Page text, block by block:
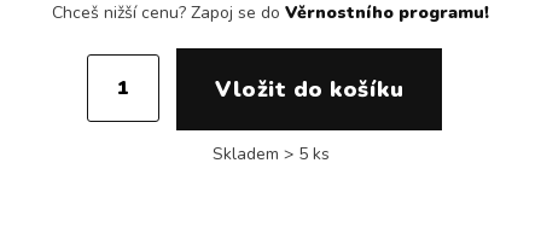
Chceš nižší cenu? Zapoj se do Věrnostního programu!
Skladem > 5 ks